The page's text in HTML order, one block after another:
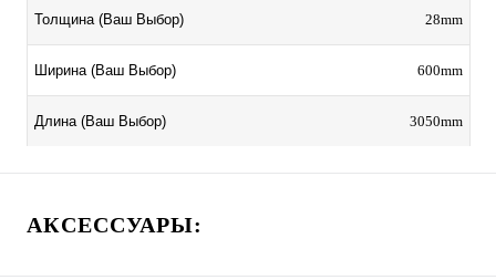
Толщина (Ваш Выбор) 28mm
Ширина (Ваш Выбор) 600mm
Длина (Ваш Выбор) 3050mm
АКСЕССУАРЫ: